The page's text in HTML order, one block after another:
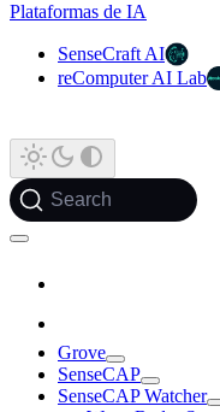
Plataformas de IA
SenseCraft AI
reComputer AI Lab
Search
Grove
SenseCAP
SenseCAP Watcher